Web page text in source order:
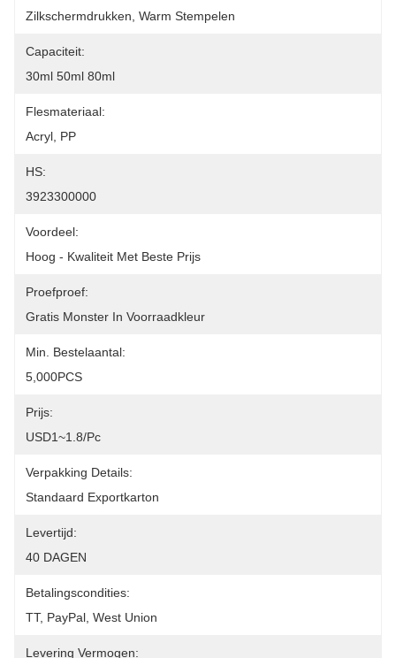
Zilkschermdrukken, Warm Stempelen
Capaciteit:
30ml 50ml 80ml
Flesmateriaal:
Acryl, PP
HS:
3923300000
Voordeel:
Hoog - Kwaliteit Met Beste Prijs
Proefproef:
Gratis Monster In Voorraadkleur
Min. Bestelaantal:
5,000PCS
Prijs:
USD1~1.8/pc
Verpakking Details:
Standaard Exportkarton
Levertijd:
40 DAGEN
Betalingscondities:
TT, PayPal, West Union
Levering Vermogen: